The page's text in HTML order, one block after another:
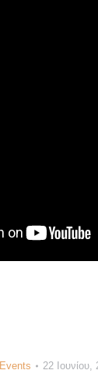
Events 22 Ιουνίου,